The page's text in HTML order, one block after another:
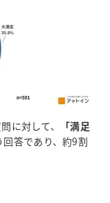
に対して、
「満足
回答であり、約9割